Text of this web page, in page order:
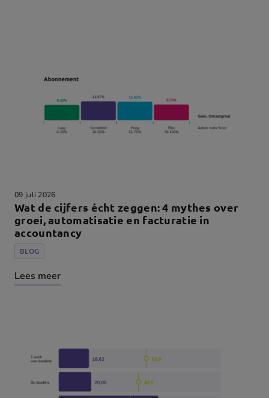
09 juli 2026
Wat de cijfers écht zeggen: 4 mythes over
groei, automatisatie en facturatie in
accountancy
BLOG
Lees meer